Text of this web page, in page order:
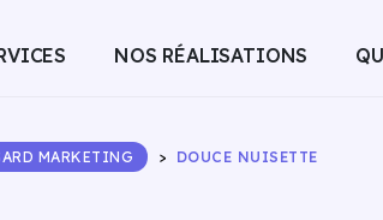
NOS RÉALISATIONS
MARKETING > DOUCE NUISETTE